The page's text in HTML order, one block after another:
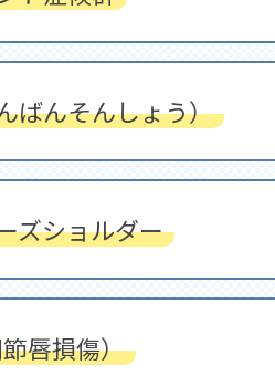
ばんそんしょう）
ズショルダー
唇損傷）